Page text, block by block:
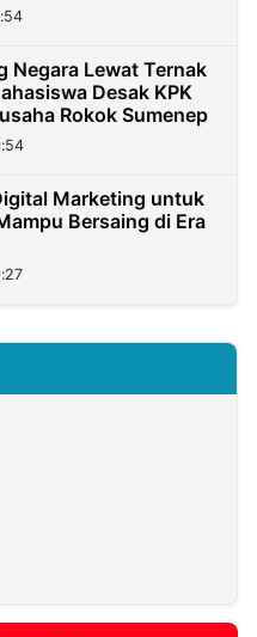
Negara Lewat Ternak
Desak KPK
Rokok Sumenep
Marketing untuk
Bersaing di Era